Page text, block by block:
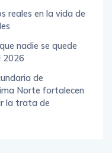
reales en la vida de
nadie se quede
2026
de
Norte fortalecen
la trata de